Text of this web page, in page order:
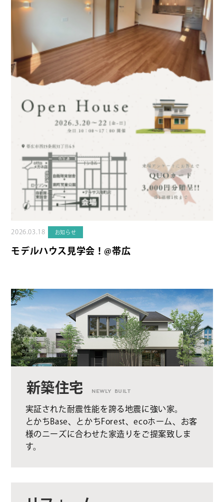
2026.03.18 お知らせ
モデルハウス見学会！@帯広
新築住宅 NEWLY BUILT
実証された耐震性能を誇る地震に強い家。
とかちBase、とかちForest、ecoホーム、お客
様のニーズに合わせた家造りをご提案致しま
す。